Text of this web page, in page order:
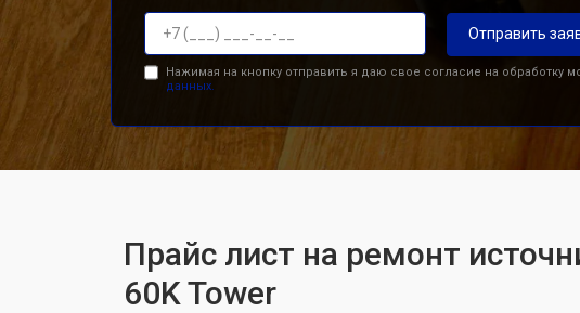
Отправить
Нажимая на кнопку отправить я даю свое согласие на обработку
данных.
Прайс лист на ремонт
60K Tower